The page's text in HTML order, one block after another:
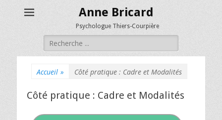
Anne Bricard
Psychologue Thiers-Courpière
Rechercher :
Accueil » Côté pratique : Cadre et Modalités
Côté pratique : Cadre et Modalités